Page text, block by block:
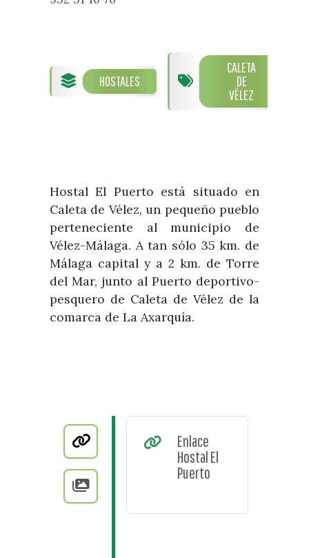
Punto Ayuntamiento
Historia
Historia del municipio
Artesanía
Empresas de subtropicales
Visitas
Fiestas de singularidad turística
Semana Santa de Vélez-
Málaga
Direcciones y teléfonos del
Ayuntamiento
HOSTALES
CALETA
DE
VÉLEZ
Hostal El Puerto está situado en
Caleta de Vélez, un pequeño pueblo
perteneciente al municipio de
Vélez-Málaga. A tan sólo 35 km. de
Málaga capital y a 2 km. de Torre
del Mar, junto al Puerto deportivo-
pesquero de Caleta de Vélez de la
comarca de La Axarquía.
Enlace
Hostal El
Puerto